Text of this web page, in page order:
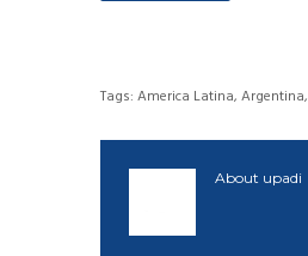
Tags: America Latina, Argentina,
About upadi